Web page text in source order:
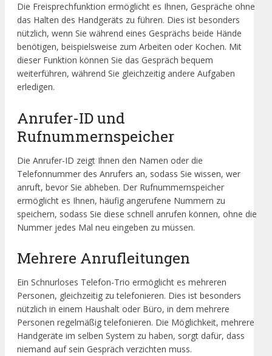
Die Freisprechfunktion ermöglicht es Ihnen, Gespräche ohne
das Halten des Handgeräts zu führen. Dies ist besonders
nützlich, wenn Sie während eines Gesprächs beide Hände
benötigen, beispielsweise zum Arbeiten oder Kochen. Mit
dieser Funktion können Sie das Gespräch bequem
weiterführen, während Sie gleichzeitig andere Aufgaben
erledigen.
Anrufer-ID und
Rufnummernspeicher
Die Anrufer-ID zeigt Ihnen den Namen oder die
Telefonnummer des Anrufers an, sodass Sie wissen, wer
anruft, bevor Sie abheben. Der Rufnummernspeicher
ermöglicht es Ihnen, häufig angerufene Nummern zu
speichern, sodass Sie diese schnell anrufen können, ohne die
Nummer jedes Mal neu eingeben zu müssen.
Mehrere Anrufleitungen
Ein Schnurloses Telefon-Trio ermöglicht es mehreren
Personen, gleichzeitig zu telefonieren. Dies ist besonders
nützlich in einem Haushalt oder Büro, in dem mehrere
Personen regelmäßig telefonieren. Die Möglichkeit, mehrere
Handgeräte im selben System zu haben, sorgt dafür, dass
niemand auf sein Gespräch verzichten muss.